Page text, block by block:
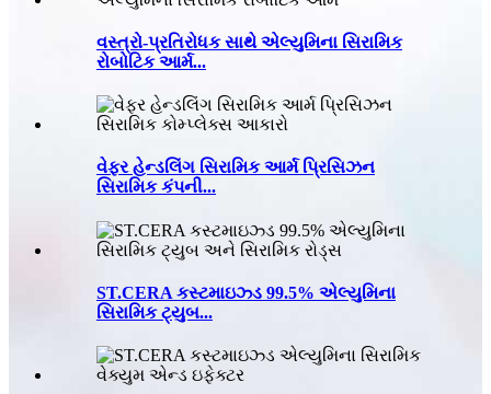
વસ્ત્રો-પ્રતિરોધક સાથે એલ્યુમિના સિરામિક
રોબોટિક આર્મ...
વેફર હેન્ડલિંગ સિરામિક આર્મ પ્રિસિઝન
સિરામિક કંપની...
ST.CERA કસ્ટમાઇઝ્ડ 99.5% એલ્યુમિના
સિરામિક ટ્યુબ...